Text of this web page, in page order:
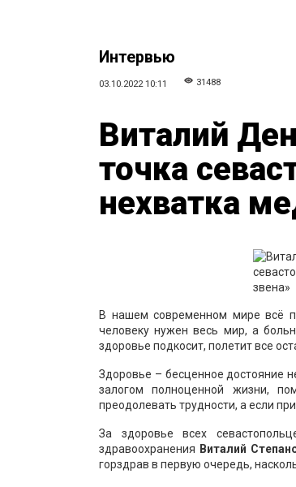
Интервью
03.10.2022 10:11 31488
Виталий
точка
нехватка
В нашем современном мире всё
человеку нужен весь мир, а
здоровье подкосит, полетит все
Здоровье – бесценное достояние
залогом полноценной жизни,
преодолевать трудности, а если
За здоровье всех
здравоохранения Виталий
горздрав в первую очередь,